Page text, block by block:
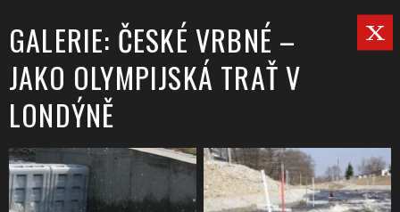
GALERIE: ČESKÉ VRBNÉ –
JAKO OLYMPIJSKÁ TRAŤ V
LONDÝNĚ